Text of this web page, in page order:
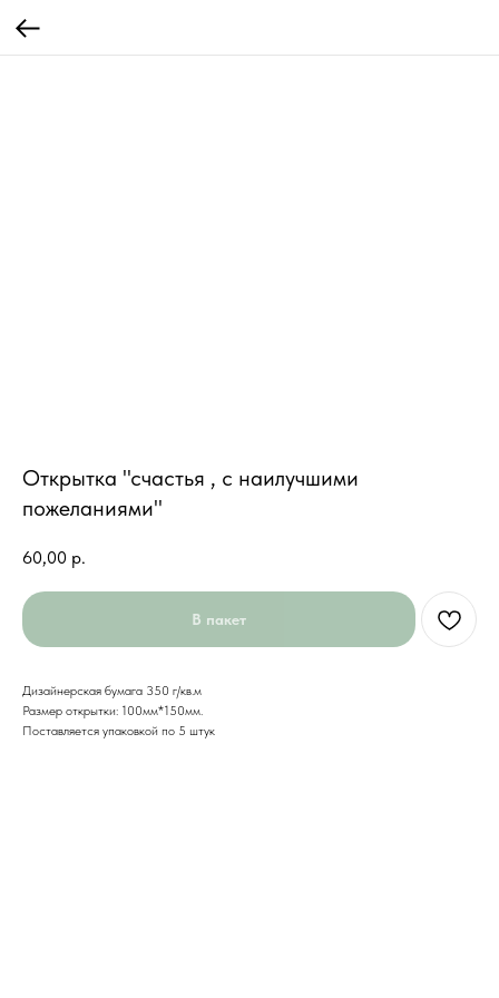
Открытка "счастья , с наилучшими
пожеланиями"
60,00 р.
В пакет
Дизайнерская бумага 350 г/кв.м
Размер открытки: 100мм*150мм.
Поставляется упаковкой по 5 штук